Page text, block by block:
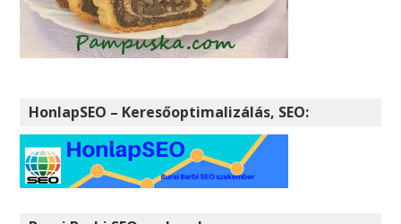
HonlapSEO – Keresőoptimalizálás, SEO: